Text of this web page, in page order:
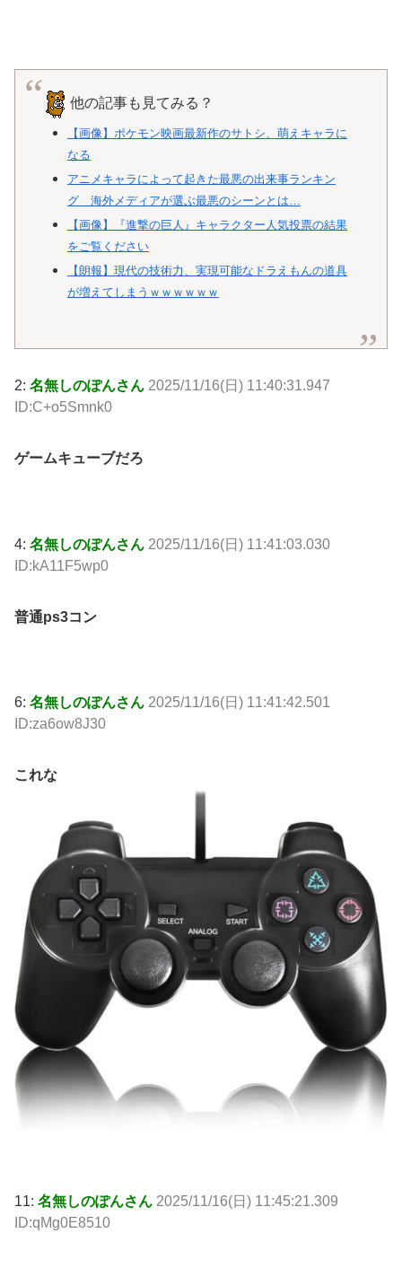
他の記事も見てみる？
【画像】ポケモン映画最新作のサトシ、萌えキャラに
なる
アニメキャラによって起きた最悪の出来事ランキン
グ 海外メディアが選ぶ最悪のシーンとは…
【画像】『進撃の巨人』キャラクター人気投票の結果
をご覧ください
【朗報】現代の技術力、実現可能なドラえもんの道具
が増えてしまうｗｗｗｗｗｗ
2: 名無しのぽんさん 2025/11/16(日) 11:40:31.947
ID:C+o5Smnk0
ゲームキューブだろ
4: 名無しのぽんさん 2025/11/16(日) 11:41:03.030
ID:kA11F5wp0
普通ps3コン
6: 名無しのぽんさん 2025/11/16(日) 11:41:42.501
ID:za6ow8J30
これな
11: 名無しのぽんさん 2025/11/16(日) 11:45:21.309
ID:qMg0E8510